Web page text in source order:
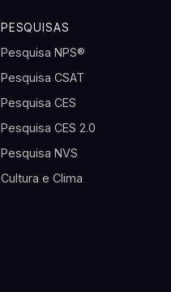
PESQUISAS
Pesquisa NPS®
Pesquisa CSAT
Pesquisa CES
Pesquisa CES 2.0
Pesquisa NVS
Cultura e Clima